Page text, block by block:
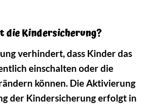
Kindersicherung?
verhindert, dass Kinder das
einschalten oder die
können. Die Aktivierung
der Kindersicherung erfolgt in